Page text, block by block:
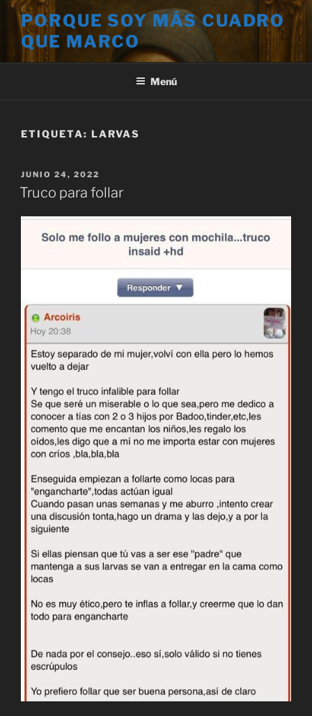
Saltar
contenido
PORQUE SOY MÁS CUADRO
QUE MARCO
Menú
ETIQUETA: LARVAS
PUBLICADO
EL
JUNIO 24, 2022
Truco para follar